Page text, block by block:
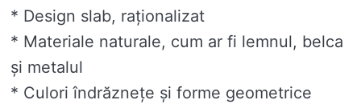
* Design slab, raționalizat
* Materiale naturale, cum ar fi lemnul, belca
și metalul
* Culori îndrăznețe și forme geometrice